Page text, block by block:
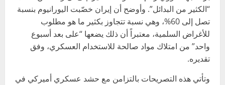
“الكثير من البدائل”. وأوضح أن إيران خصّبت اليورانيوم بنسبة
تصل إلى 60%، وهي نسبة تتجاوز بكثير ما هو مطلوب
للأغراض السلمية، معتبراً أن ذلك يضعها “على بعد أسبوع
واحد” من امتلاك مواد صالحة للاستخدام العسكري، وفق
تقديره.
وتأتي هذه التصريحات بالتزامن مع حشد عسكري أميركي في